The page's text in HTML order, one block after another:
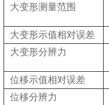
大变形测量范围
大变形示值相对误差
大变形分辨力
位移示值相对误差
位移分辨力